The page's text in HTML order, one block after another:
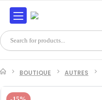
BOUTIQUE AUTRES